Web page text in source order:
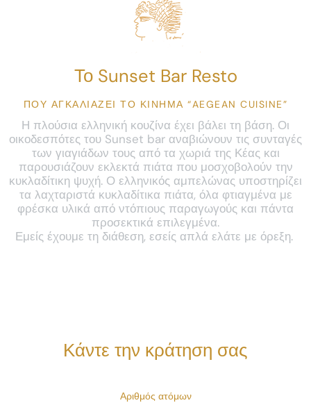
Το Sunset Bar Resto
ΠΟΥ ΑΓΚΑΛΙΆΖΕΙ ΤΟ ΚΊΝΗΜΑ “AEGEAN CUISINE”
Η πλούσια ελληνική κουζίνα έχει βάλει τη βάση. Οι
οικοδεσπότες του Sunset bar αναβιώνουν τις συνταγές
των γιαγιάδων τους από τα χωριά της Κέας και
παρουσιάζουν εκλεκτά πιάτα που μοσχοβολούν την
κυκλαδίτικη ψυχή. Ο ελληνικός αμπελώνας υποστηρίζει
τα λαχταριστά κυκλαδίτικα πιάτα, όλα φτιαγμένα με
φρέσκα υλικά από ντόπιους παραγωγούς και πάντα
προσεκτικά επιλεγμένα.
Εμείς έχουμε τη διάθεση, εσείς απλά ελάτε με όρεξη.
Κάντε την κράτηση σας
Αριθμός ατόμων